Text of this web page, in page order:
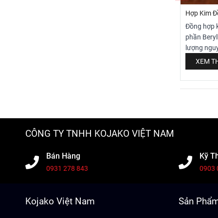
Hợp Kim
Đồng hợp
phần
lượng
bạc, pha
loại kiềm
1.287oC
cấu trúc
XEM
CÔNG TY TNHH KOJAKO VIỆT NAM
Bán Hàng
0931 278 843
Kỹ
0903
Kojako Việt Nam Sản